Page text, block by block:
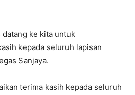
datang ke kita untuk
kepada seluruh lapisan
Sanjaya.
terima kasih kepada seluruh